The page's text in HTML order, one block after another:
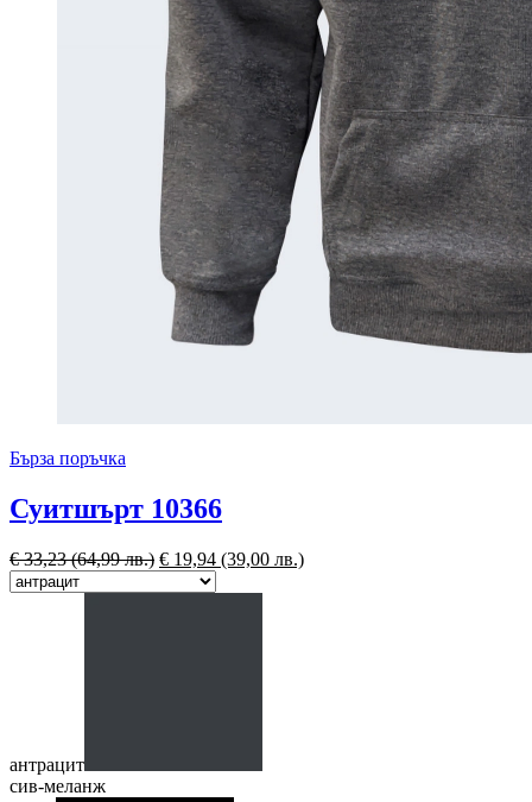
Бърза поръчка
Суитшърт 10366
€33,23(64,99 лв.) € 19,94 (39,00 лв.)
антрацит
сив-меланж